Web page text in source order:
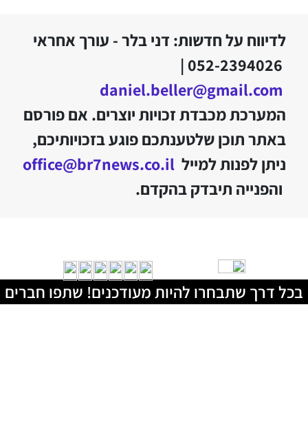
לדיווח על חדשות: דני בלר - עורך אחראי
052-2394026 |
daniel.beller@gmail.com
המערכת מכבדת זכויות יוצרים. אם פורסם
באתר תוכן שלטענתכם פוגע בזכויותיכם,
ניתן לפנות למייל office@br7news.co.il
והפנייה תיבדק בהקדם.
בכל דרך שתבחרו להיות מעודכנים! שתפו חברים